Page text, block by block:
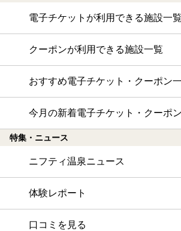
電子チケットが利用できる施設一覧
クーポンが利用できる施設一覧
おすすめ電子チケット・クーポン
今月の新着電子チケット・クーポ
特集・ニュース
ニフティ温泉ニュース
体験レポート
口コミを見る